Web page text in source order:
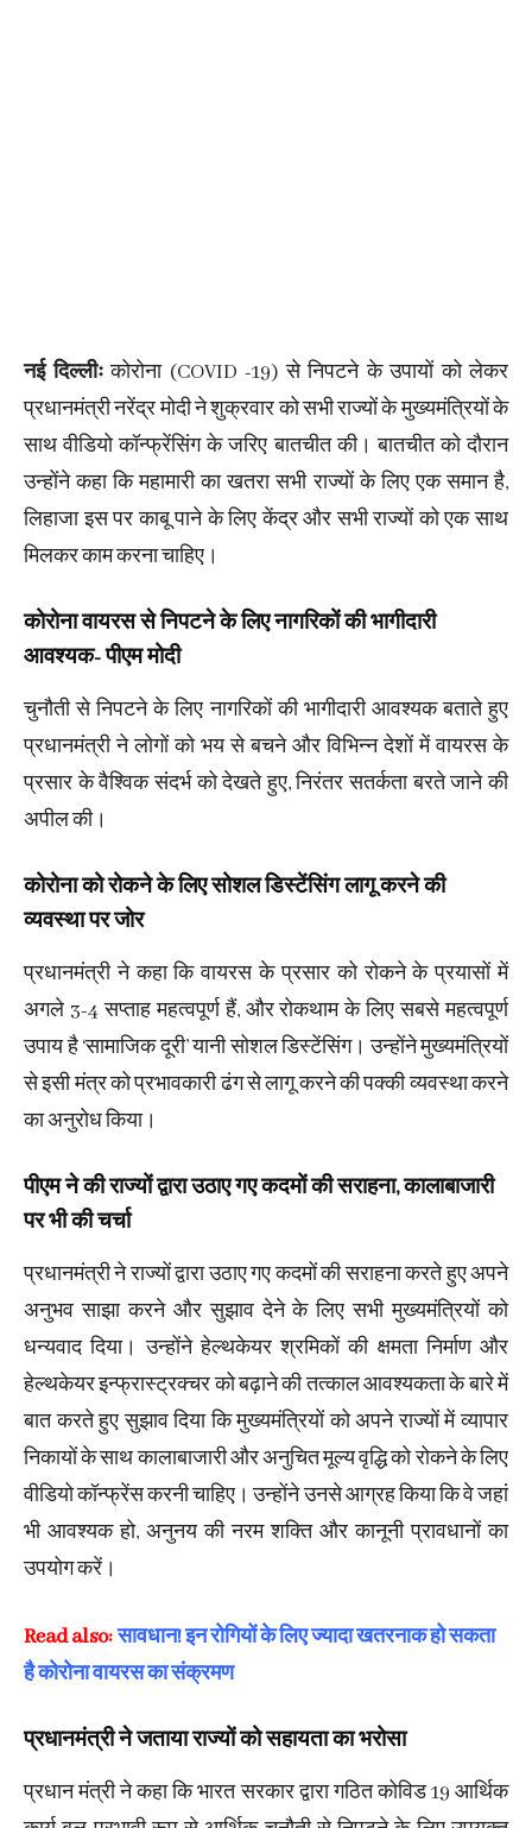
नई दिल्लीःकोरोना (COVID -19) से निपटने के उपायों को लेकर
प्रधानमंत्री नरेंद्र मोदी ने शुक्रवार को सभी राज्‍यों के मुख्यमंत्रियों के
साथ वीडियो कॉन्फ्रेंसिंग के जरिए बातचीत की। बातचीत को दौरान
उन्होंने कहा कि महामारी का खतरा सभी राज्यों के लिए एक समान है,
लिहाजा इस पर काबू पाने के लिए केंद्र और सभी राज्यों को एक साथ
मिलकर काम करना चाहिए।
कोरोना वायरस से निपटने के लिए नागरिकों की भागीदारी
आवश्यक- पीएम मोदी
चुनौती से निपटने के लिए नागरिकों की भागीदारी आवश्यक बताते हुए
प्रधानमंत्री ने लोगों को भय से बचने और विभिन्न देशों में वायरस के
प्रसार के वैश्विक संदर्भ को देखते हुए, निरंतर सतर्कता बरते जाने की
अपील की।
कोरोना को रोकने के लिए सोशल डिस्‍टेंसिंग लागू करने की
व्यवस्था पर जोर
प्रधानमंत्री ने कहा कि वायरस के प्रसार को रोकने के प्रयासों में
अगले 3-4 सप्ताह महत्वपूर्ण हैं, और रोकथाम के लिए सबसे महत्वपूर्ण
उपाय है ‘सामाजिक दूरी’ यानी सोशल डिस्‍टेंसिंग। उन्होंने मुख्यमंत्रियों
से इसी मंत्र को प्रभावकारी ढंग से लागू करने की पक्‍की व्‍यवस्‍था करने
का अनुरोध किया।
पीएम ने की राज्यों द्वारा उठाए गए कदमों की सराहना, कालाबाजारी
पर भी की चर्चा
प्रधानमंत्री ने राज्यों द्वारा उठाए गए कदमों की सराहना करते हुए अपने
अनुभव साझा करने और सुझाव देने के लिए सभी मुख्यमंत्रियों को
धन्यवाद दिया। उन्होंने हेल्थकेयर श्रमिकों की क्षमता निर्माण और
हेल्थकेयर इन्फ्रास्ट्रक्चर को बढ़ाने की तत्काल आवश्यकता के बारे में
बात करते हुए सुझाव दिया कि मुख्यमंत्रियों को अपने राज्यों में व्यापार
निकायों के साथ कालाबाजारी और अनुचित मूल्य वृद्धि को रोकने के लिए
वीडियो कॉन्फ्रेंस करनी चाहिए। उन्होंने उनसे आग्रह किया कि वे जहां
भी आवश्यक हो, अनुनय की नरम शक्ति और कानूनी प्रावधानों का
उपयोग करें।
Read also:सावधान! इन रोगियों के लिए ज्यादा खतरनाक हो सकता
है कोरोना वायरस का संक्रमण
प्रधानमंत्री ने जताया राज्यों को सहायता का भरोसा
प्रधान मंत्री ने कहा कि भारत सरकार द्वारा गठित कोविड 19 आर्थिक